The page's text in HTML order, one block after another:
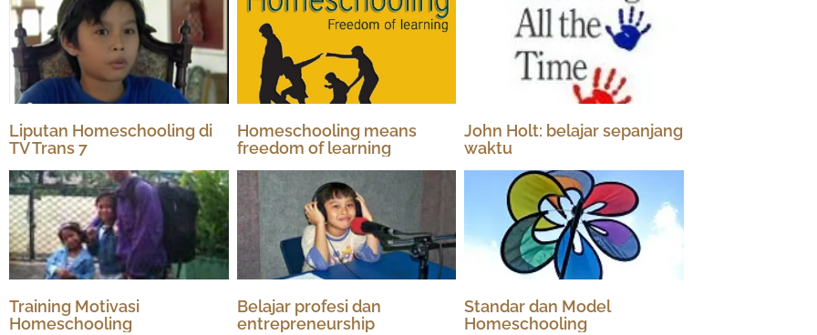
Liputan Homeschooling di
TV Trans 7
Homeschooling means
freedom of learning
John Holt: belajar sepanjang
waktu
Training Motivasi
Homeschooling
Belajar profesi dan
entrepreneurship
Standar dan Model
Homeschooling